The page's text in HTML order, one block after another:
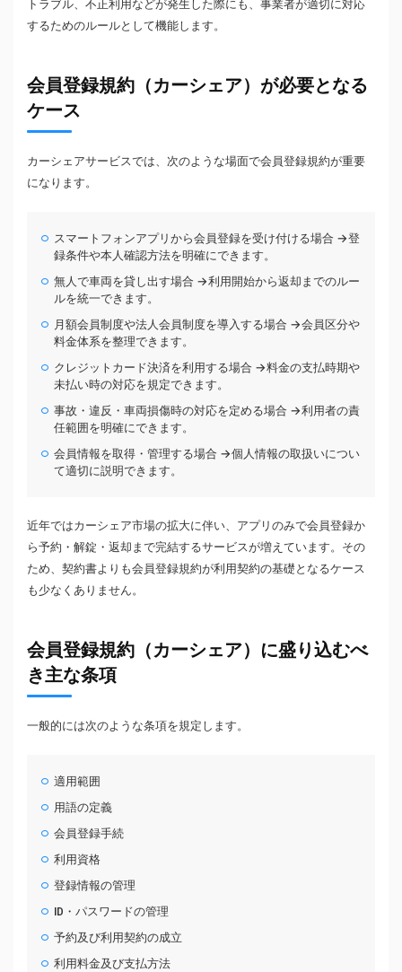
トラブル、不正利用などが発生した際にも、事業者が適切に対応
するためのルールとして機能します。
会員登録規約（カーシェア）が必要となる
ケース
カーシェアサービスでは、次のような場面で会員登録規約が重要
になります。
スマートフォンアプリから会員登録を受け付ける場合 →登
録条件や本人確認方法を明確にできます。
無人で車両を貸し出す場合 →利用開始から返却までのルー
ルを統一できます。
月額会員制度や法人会員制度を導入する場合 →会員区分や
料金体系を整理できます。
クレジットカード決済を利用する場合 →料金の支払時期や
未払い時の対応を規定できます。
事故・違反・車両損傷時の対応を定める場合 →利用者の責
任範囲を明確にできます。
会員情報を取得・管理する場合 →個人情報の取扱いについ
て適切に説明できます。
近年ではカーシェア市場の拡大に伴い、アプリのみで会員登録か
ら予約・解錠・返却まで完結するサービスが増えています。その
ため、契約書よりも会員登録規約が利用契約の基礎となるケース
も少なくありません。
会員登録規約（カーシェア）に盛り込むべ
き主な条項
一般的には次のような条項を規定します。
適用範囲
用語の定義
会員登録手続
利用資格
登録情報の管理
ID・パスワードの管理
予約及び利用契約の成立
利用料金及び支払方法